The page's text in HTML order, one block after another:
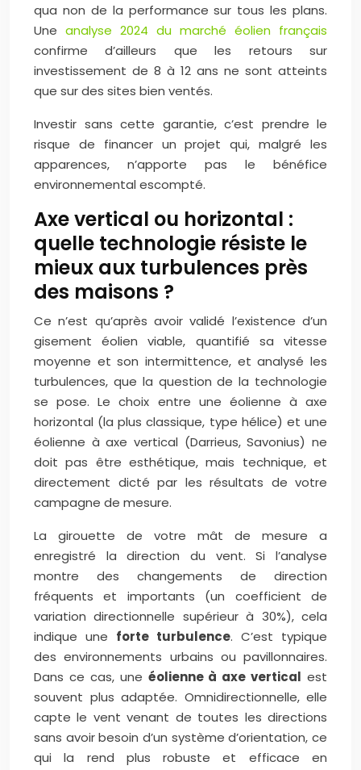
qua non de la performance sur tous les plans.
Une analyse 2024 du marché éolien français
confirme d’ailleurs que les retours sur
investissement de 8 à 12 ans ne sont atteints
que sur des sites bien ventés.
Investir sans cette garantie, c’est prendre le
risque de financer un projet qui, malgré les
apparences, n’apporte pas le bénéfice
environnemental escompté.
Axe vertical ou horizontal :
quelle technologie résiste le
mieux aux turbulences près
des maisons ?
Ce n’est qu’après avoir validé l’existence d’un
gisement éolien viable, quantifié sa vitesse
moyenne et son intermittence, et analysé les
turbulences, que la question de la technologie
se pose. Le choix entre une éolienne à axe
horizontal (la plus classique, type hélice) et une
éolienne à axe vertical (Darrieus, Savonius) ne
doit pas être esthétique, mais technique, et
directement dicté par les résultats de votre
campagne de mesure.
La girouette de votre mât de mesure a
enregistré la direction du vent. Si l’analyse
montre des changements de direction
fréquents et importants (un coefficient de
variation directionnelle supérieur à 30%), cela
indique une forte turbulence. C’est typique
des environnements urbains ou pavillonnaires.
Dans ce cas, une éolienne à axe vertical est
souvent plus adaptée. Omnidirectionnelle, elle
capte le vent venant de toutes les directions
sans avoir besoin d’un système d’orientation, ce
qui la rend plus robuste et efficace en